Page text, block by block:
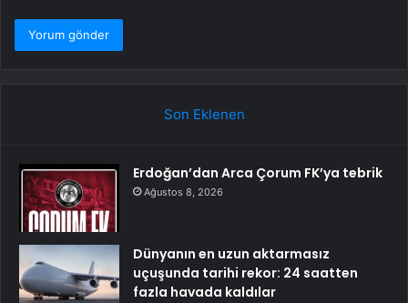
Son Eklenen
Erdoğan’dan Arca Çorum FK’ya tebrik
Ağustos 8, 2026
Dünyanın en uzun aktarmasız
uçuşunda tarihi rekor: 24 saatten
fazla havada kaldılar